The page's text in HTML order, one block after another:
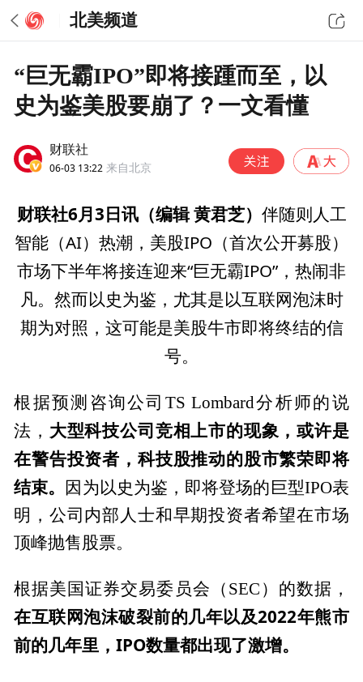
北美频道
“巨无霸IPO”即将接踵而至，以
史为鉴美股要崩了？一文看懂
财联社
06-03 13:22 来自北京
财联社6月3日讯（编辑 黄君芝） 伴随则人工
智能（AI）热潮，美股IPO（首次公开募股）
市场下半年将接连迎来“巨无霸IPO”，热闹非
凡。然而以史为鉴，尤其是以互联网泡沫时
期为对照，这可能是美股牛市即将终结的信
号。
根据预测咨询公司TS Lombard分析师的说
法， 大型科技公司竞相上市的现象，或许是
在警告投资者，科技股推动的股市繁荣即将
结束。
因为以史为鉴，即将登场的巨型IPO表
明，公司内部人士和早期投资者希望在市场
顶峰抛售股票。
根据美国证券交易委员会（SEC）的数据，
在互联网泡沫破裂前的几年以及2022年熊市
前的几年里，IPO数量都出现了激增。